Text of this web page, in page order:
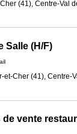
(41), Centre-Val
Salle (H/F)
et-Cher (41), Centre-
de vente